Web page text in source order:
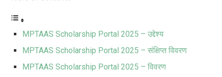
MPTAAS Scholarship Portal 2025 – उद्देश्य
MPTAAS Scholarship Portal 2025 – संक्षिप्त विवरण
MPTAAS Scholarship Portal 2025 – विवरण